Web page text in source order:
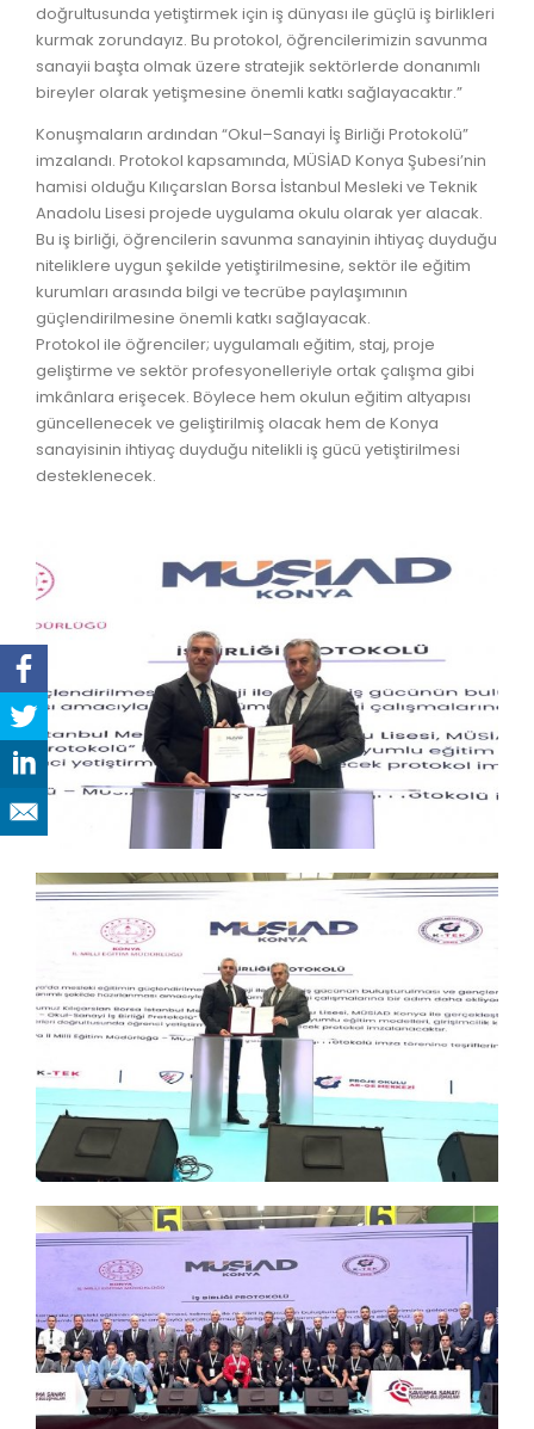
doğrultusunda yetiştirmek için iş dünyası ile güçlü iş birlikleri
kurmak zorundayız. Bu protokol, öğrencilerimizin savunma
sanayii başta olmak üzere stratejik sektörlerde donanımlı
bireyler olarak yetişmesine önemli katkı sağlayacaktır.”
Konuşmaların ardından “Okul–Sanayi İş Birliği Protokolü”
imzalandı. Protokol kapsamında, MÜSİAD Konya Şubesi’nin
hamisi olduğu Kılıçarslan Borsa İstanbul Mesleki ve Teknik
Anadolu Lisesi projede uygulama okulu olarak yer alacak.
Bu iş birliği, öğrencilerin savunma sanayinin ihtiyaç duyduğu
niteliklere uygun şekilde yetiştirilmesine, sektör ile eğitim
kurumları arasında bilgi ve tecrübe paylaşımının
güçlendirilmesine önemli katkı sağlayacak.
Protokol ile öğrenciler; uygulamalı eğitim, staj, proje
geliştirme ve sektör profesyonelleriyle ortak çalışma gibi
imkânlara erişecek. Böylece hem okulun eğitim altyapısı
güncellenecek ve geliştirilmiş olacak hem de Konya
sanayisinin ihtiyaç duyduğu nitelikli iş gücü yetiştirilmesi
desteklenecek.